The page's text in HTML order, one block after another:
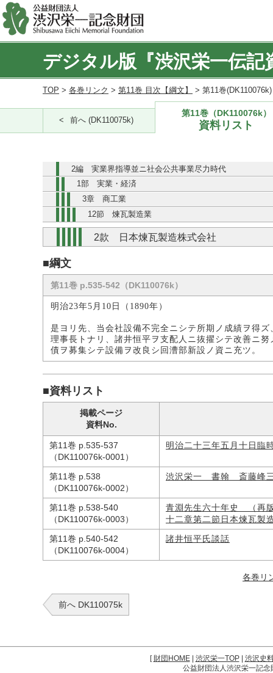
デジタル版『渋沢栄一伝記
TOP > 各巻リンク > 第11巻 目次【綱文】 > 第11巻
前へ (DK110075k)
第11巻（DK110076k）
資料リスト
2編 実業界指導並ニ社会公共事業尽力時代
1部 実業・経済
3章 商工業
12節 煉瓦製造業
2款 日本煉瓦製造株式会社
■綱文
第11巻 p.535-542（DK110076k）
明治23年5月10日（1890年）
是ヨリ先、当会社設備不完全ニシテ所期ノ成績ヲ得
理事長トナリ、諸井恒平ヲ支配人ニ抜擢シテ改善ニ
債ヲ募集シテ設備ヲ改良シ回漕部新設ノ資ニ充ツ。
■資料リスト
掲載ページ
資料No.
第11巻 p.535-537
（DK110076k-0001）
明治二十三年五月十日臨
第11巻 p.538
（DK110076k-0002）
渋沢栄一 書翰 斎藤峰三
第11巻 p.538-540
（DK110076k-0003）
青淵先生六十年史 （再
十二章第二節日本煉瓦製
第11巻 p.540-542
（DK110076k-0004）
諸井恒平氏談話
各巻リ
前へ DK110075k
[財団HOME| 渋沢栄一TOP| 渋沢史
公益財団法人渋沢栄一記